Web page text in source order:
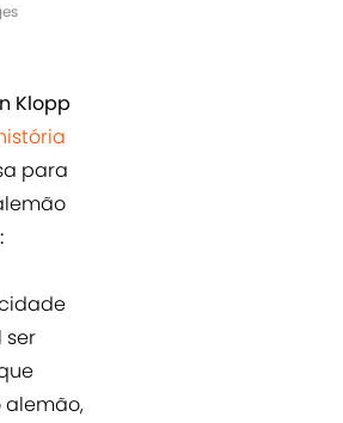
Klopp
para
ser
alemão,